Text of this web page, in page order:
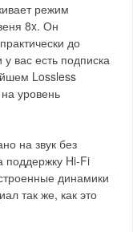
режим
8x. Он
до
вас есть подписка
Lossless
уровень
на звук без
поддержку Hi-Fi
динамики
так же, как это